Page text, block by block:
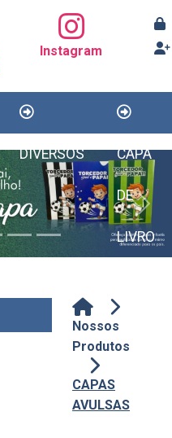
Instagram
DIVERSOS CAPA
DE
LIVRO
Next
Nossos
Produtos
CAPAS
AVULSAS